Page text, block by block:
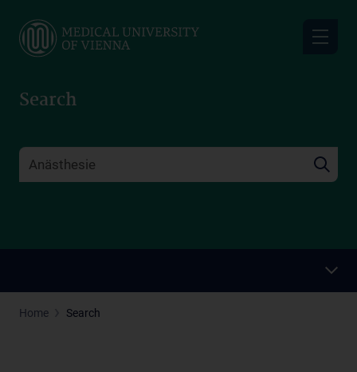
main
Search
Home Search